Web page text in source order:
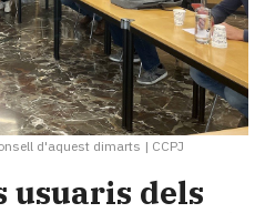
d'aquest dimarts | CCPJ
usuaris dels